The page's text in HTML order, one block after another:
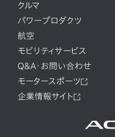
クルマ
パワープロダクツ
航空
モビリティサービス
Q&A・お問い合わせ
モータースポーツ
企業情報サイト